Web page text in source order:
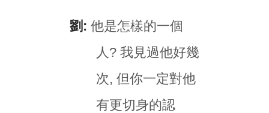
劉: 他是怎樣的一個
人? 我見過他好幾
次, 但你一定對他
有更切身的認